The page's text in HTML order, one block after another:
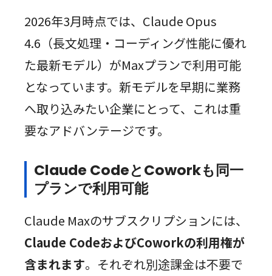
2026年3月時点では、Claude Opus
4.6（長文処理・コーディング性能に優れ
た最新モデル）がMaxプランで利用可能
となっています。新モデルを早期に業務
へ取り込みたい企業にとって、これは重
要なアドバンテージです。
Claude CodeとCoworkも同一
プランで利用可能
Claude Maxのサブスクリプションには、
Claude CodeおよびCoworkの利用権が
含まれます。それぞれ別途課金は不要で